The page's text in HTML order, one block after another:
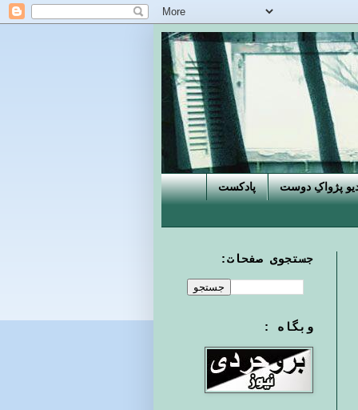
پژواکِ دوست پادکست
جستجوی صفحات:
وبگاه :